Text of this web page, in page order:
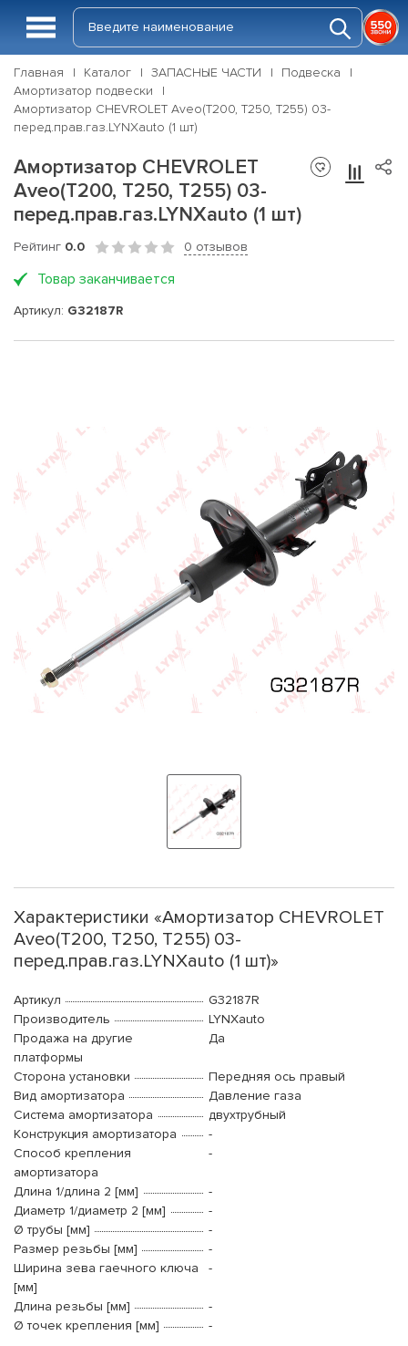
Главная Каталог ЗАПАСНЫЕ ЧАСТИ
Подвеска
Амортизатор подвески
Амортизатор CHEVROLET Aveo(T200, T250, T255) 03-
перед.прав.газ.LYNXauto (1 шт)
Амортизатор CHEVROLET
Aveo(T200, T250, T255) 03-
перед.прав.газ.LYNXauto (1 шт)
Рейтинг 0.0 0 отзывов
Товар заканчивается
Артикул: G32187R
Характеристики «Амортизатор CHEVROLET
Aveo(T200, T250, T255) 03-
перед.прав.газ.LYNXauto (1 шт)»
Артикул
G32187R
Производитель
LYNXauto
Продажа на другие
платформы
Да
Сторона установки
Передняя ось правый
Вид амортизатора
Давление газа
Система амортизатора
двухтрубный
Конструкция амортизатора
-
Способ крепления
амортизатора
-
Длина 1/длина 2 [мм]
-
Диаметр 1/диаметр 2 [мм]
-
Ø трубы [мм]
-
Размер резьбы [мм]
-
Ширина зева гаечного ключа
[мм]
-
Длина резьбы [мм]
-
Ø точек крепления [мм]
-